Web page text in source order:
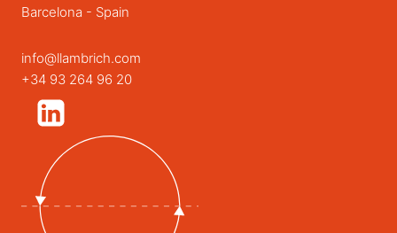
Barcelona - Spain
info@llambrich.com
+34 93 264 96 20